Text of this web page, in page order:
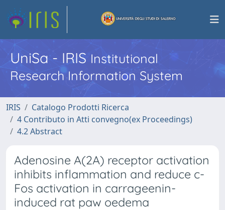
UniSa - IRISInstitutional
Research Information System
IRIS
Catalogo Prodotti Ricerca
4 Contributo in Atti convegno(ex Proceedings)
4.2 Abstract
Adenosine A(2A) receptor activation
inhibits inflammation and reduce c-
Fos activation in carrageenin-
induced rat paw oedema